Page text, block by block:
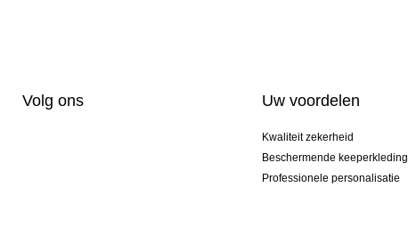
Volg ons Uw voordelen
Kwaliteit zekerheid
Beschermende keeperkleding
Professionele personalisatie